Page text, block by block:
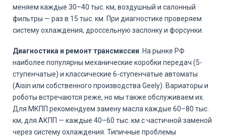
меняем каждые 30–40 тыс. км, воздушный и салонный
фильтры — раз в 15 тыс. км. При диагностике проверяем
систему охлаждения, дроссельную заслонку и форсунки.
Диагностика и ремонт трансмиссии . На рынке РФ
наиболее популярны механические коробки передач (5-
ступенчатые) и классические 6-ступенчатые автоматы
(Aisin или собственного производства Geely). Вариаторы и
роботы встречаются реже, но мы также обслуживаем их.
Для МКПП рекомендуем замену масла каждые 60–80 тыс.
км, для АКПП — каждые 40–60 тыс. км с частичной заменой
через систему охлаждения. Типичные проблемы